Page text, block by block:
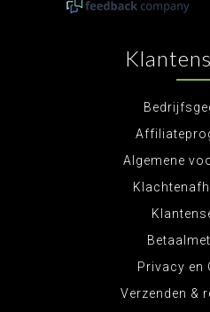
Algemene
Privacy en
Verzenden &